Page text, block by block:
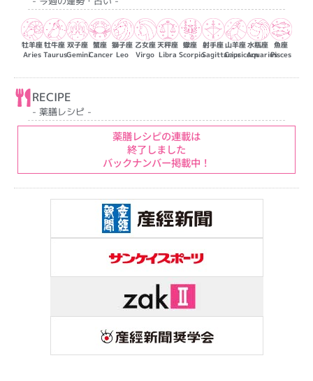
牡羊座
Aries
牡牛座
Taurus
双子座
Gemini
蟹座
Cancer
獅子座
Leo
乙女座
Virgo
天秤座
Libra
蠍座
Scorpio
射手座
Sagittarius
山羊座
Capricorn
水瓶座
Aquarius
魚座
Pisces
RECIPE
- 薬膳レシピ -
薬膳レシピの連載は
終了しました
バックナンバー掲載中！